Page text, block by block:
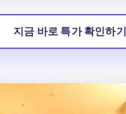
지금 바로 특가 확인하기